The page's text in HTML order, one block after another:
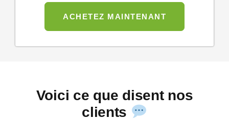
ACHETEZ MAINTENANT
Voici ce que disent nos
clients